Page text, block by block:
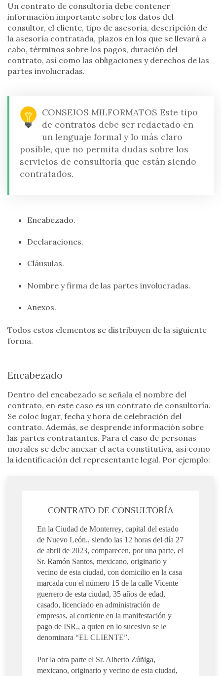
Un contrato de consultoría debe contener
información importante sobre los datos del
consultor, el cliente, tipo de asesoría, descripción de
la asesoría contratada, plazos en los que se llevará a
cabo, términos sobre los pagos, duración del
contrato, así como las obligaciones y derechos de las
partes involucradas.
CONSEJOS MILFORMATOS Este tipo
de contratos debe ser redactado en
un lenguaje formal y lo más claro
posible, que no permita dudas sobre los
servicios de consultoría que están siendo
contratados.
Encabezado.
Declaraciones.
Cláusulas.
Nombre y firma de las partes involucradas.
Anexos.
Todos estos elementos se distribuyen de la siguiente
forma.
Encabezado
Dentro del encabezado se señala el nombre del
contrato, en este caso es un contrato de consultoría.
Se coloc lugar, fecha y hora de celebración del
contrato. Además, se desprende información sobre
las partes contratantes. Para el caso de personas
morales se debe anexar el acta constitutiva, así como
la identificación del representante legal. Por ejemplo:
CONTRATO DE CONSULTORÍA
En la Ciudad de Monterrey, capital del estado
de Nuevo León., siendo las 12 horas del día 27
de abril de 2023, comparecen, por una parte, el
Sr. Ramón Santos, mexicano, originario y
vecino de esta ciudad, con domicilio en la casa
marcada con el número 15 de la calle Vicente
guerrero de esta ciudad, 35 años de edad,
casado, licenciado en administración de
empresas, al corriente en la manifestación y
pago de ISR., a quien en lo sucesivo se le
denominara “EL CLIENTE”.
Por la otra parte el Sr. Alberto Zúñiga,
mexicano, originario y vecino de esta ciudad,